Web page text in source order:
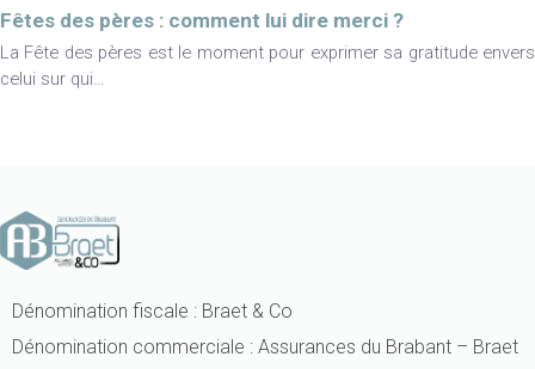
Fêtes des pères : comment lui dire merci ?
La Fête des pères est le moment pour exprimer sa gratitude envers
celui sur qui…
Dénomination fiscale : Braet & Co
Dénomination commerciale : Assurances du Brabant – Braet